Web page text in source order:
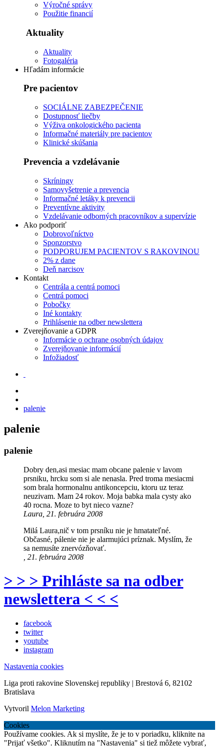
Výročné správy
Použitie financií
Aktuality
Aktuality
Fotogaléria
Hľadám informácie
Pre pacientov
SOCIÁLNE ZABEZPEČENIE
Dostupnosť liečby
Výživa onkologického pacienta
Informačné materiály pre pacientov
Klinické skúšania
Prevencia a vzdelávanie
Skríningy
Samovyšetrenie a prevencia
Informačné letáky k prevencii
Preventívne aktivity
Vzdelávanie odborných pracovníkov a supervízie
Ako podporiť
Dobrovoľníctvo
Sponzorstvo
PODPORUJEM PACIENTOV S RAKOVINOU
2% z dane
Deň narcisov
Kontakt
Centrála a centrá pomoci
Centrá pomoci
Pobočky
Iné kontakty
Prihlásenie na odber newslettera
Zverejňovanie a GDPR
Informácie o ochrane osobných údajov
Zverejňovanie informácií
Infožiadosť
palenie
palenie
palenie
Dobry den,asi mesiac mam obcane palenie v lavom
prsniku, hrcku som si ale nenasla. Pred troma mesiacmi
som brala hormonalnu antikoncepciu, ktoru uz teraz
neuzivam. Mam 24 rokov. Moja babka mala cysty ako
40 rocna. Moze to byt nieco vazne?
Laura, 21. februára 2008
Milá Laura,nič v tom prsníku nie je hmatateľné.
Občasné, pálenie nie je alarmujúci príznak. Myslím, že
sa nemusíte znervózňovať.
, 21. februára 2008
> > > Prihláste sa na odber
newslettera < < <
facebook
twitter
youtube
instagram
Nastavenia cookies
Liga proti rakovine Slovenskej republiky | Brestová 6, 82102
Bratislava
Vytvoril Melon Marketing
Cookies
Používame cookies. Ak si myslíte, že je to v poriadku, kliknite na
"Prijať všetko". Kliknutím na "Nastavenia" si tiež môžete vybrať,